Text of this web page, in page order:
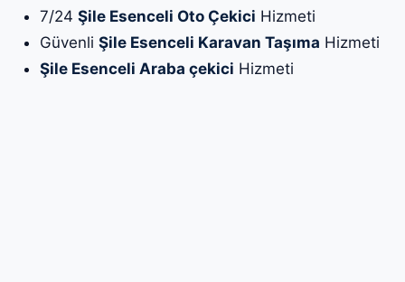
7/24 Şile Esenceli Oto Çekici Hizmeti
Güvenli Şile Esenceli Karavan Taşıma Hizmeti
Şile Esenceli Araba çekici Hizmeti